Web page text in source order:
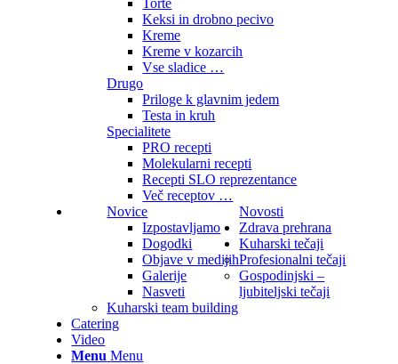
Torte
Keksi in drobno pecivo
Kreme
Kreme v kozarcih
Vse sladice …
Drugo
Priloge k glavnim jedem
Testa in kruh
Specialitete
PRO recepti
Molekularni recepti
Recepti SLO reprezentance
Več receptov …
Novosti
Novice
Izpostavljamo
Dogodki
Objave v medijih
Galerije
Nasveti
Zdrava prehrana
Kuharski tečaji
Profesionalni tečaji
Gospodinjski –
ljubiteljski tečaji
Kuharski team building
Catering
Video
Menu Menu